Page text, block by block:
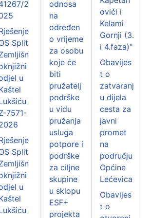
2
Split
u
7571-
Split
u
odnosa
na
određen
o vrijeme
za osobu
koje će
biti
pružatelj
podrške
u vidu
pružanja
usluga
potpore i
podrške
za ciljne
skupine
u sklopu
ESF+
projekta
ovići i
Kelami
Gornji (3.
i 4.faza)"
Obavijes
t o
zatvaranj
u dijela
cesta za
javni
promet
na
području
Općine
Lećevica
Obavijes
t o